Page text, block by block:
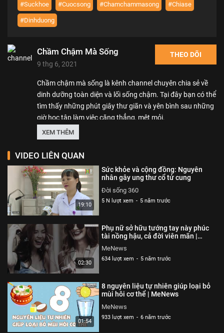
#Suckhoe #Cuocsong #Chamchammasong #Chiase
#Dinhduong
Chầm Chậm Mà Sống
9 thg 6, 2021
THEO DÕI
Chầm chậm mà sống là kênh channel chuyên chia sẻ về
dinh dưỡng toàn diện và lối sống chậm. Tại đây bạn có thể
tìm thấy những phút giây thư giãn và yên bình sau những
giờ học tập làm việc căng thẳng, mệt mỏi.
Hãy đón xem các clip của Chầm chậm mà sống nhé!
XEM THÊM
VIDEO LIÊN QUAN
19:10
Sức khỏe và cộng đồng: Nguyên
nhân gây ung thư cổ tử cung
Đời sống 360
5 N lượt xem - 5 năm trước
02:30
Phụ nữ sở hữu tướng tay này phúc
tài nồng hậu, cả đời viên mãn |
MeNews
634 lượt xem - 5 năm trước
01:54
8 nguyên liệu tự nhiên giúp loại bỏ
mùi hôi cơ thể | MeNews
MeNews
933 lượt xem - 6 năm trước